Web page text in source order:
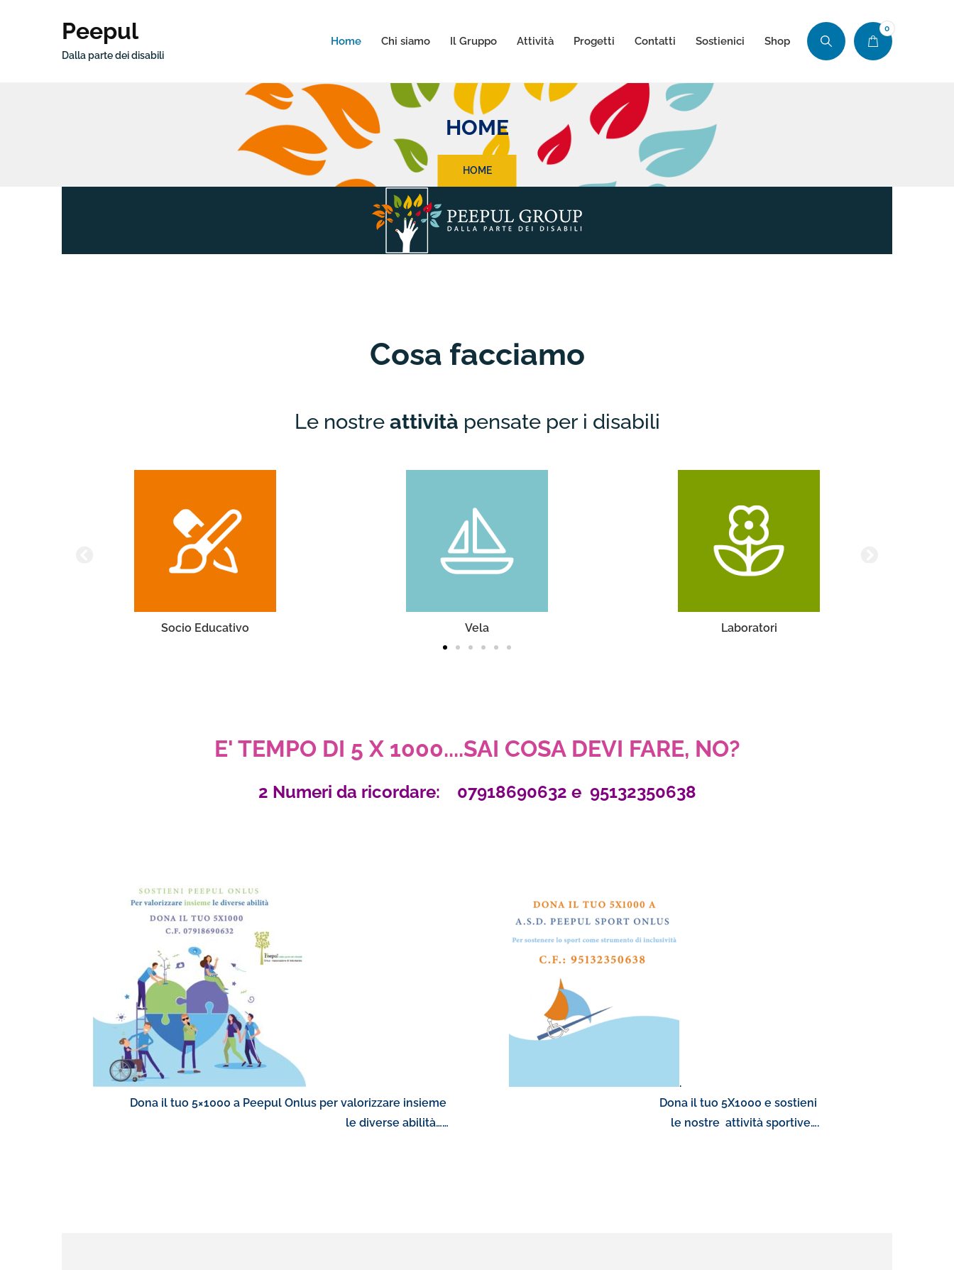
Peepul
Dalla parte dei disabili
Home Chi siamo Il Gruppo Attività Progetti Contatti Sostienici Shop
0
HOME
HOME
Cosa facciamo
Le nostre attività pensate per i disabili
Vela Laboratori Turismo Accessibile
E' TEMPO DI 5 X 1000....SAI COSA DEVI FARE, NO?
2 Numeri da ricordare: 07918690632 e 95132350638
Dona il tuo 5×1000 a Peepul Onlus per valorizzare insieme
le diverse abilità……
.
Dona il tuo 5X1000 e sostieni
le nostre attività sportive….